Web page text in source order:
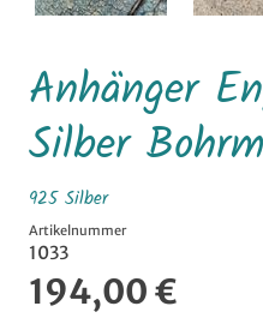
Anhänger
Silber
925 Silber
Artikelnummer
1033
194,00 €